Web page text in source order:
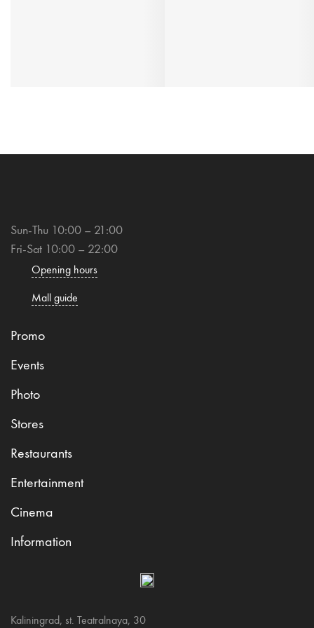
Sun-Thu 10:00 – 21:00
Fri-Sat 10:00 – 22:00
Opening hours
Mall guide
Promo
Events
Photo
Stores
Restaurants
Entertainment
Cinema
Information
Kaliningrad, st. Teatralnaya, 30